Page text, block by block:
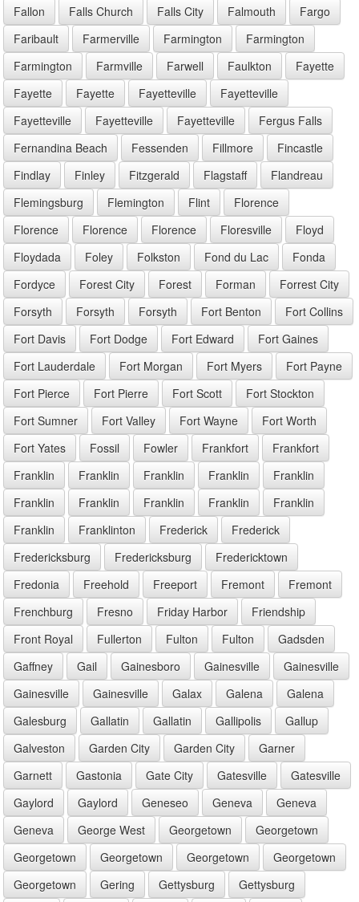
Fallon Falls Church Falls City Falmouth
Fargo
Faribault
Farmerville Farmington
Farmington
Farmington
Farmville Farwell Faulkton
Fayette
Fayette
Fayette Fayetteville
Fayetteville
Fayetteville
Fayetteville Fayetteville
Fergus Falls
Fernandina Beach
Fessenden Fillmore
Fincastle
Findlay
Finley Fitzgerald Flagstaff
Flandreau
Flemingsburg
Flemington Flint
Florence
Florence
Florence Florence Floresville
Floyd
Floydada
Foley Folkston Fond du Lac
Fonda
Fordyce
Forest City Forest Forman
Forrest City
Forsyth
Forsyth Forsyth Fort Benton
Fort Collins
Fort Davis
Fort Dodge Fort Edward
Fort Gaines
Fort Lauderdale
Fort Morgan Fort Myers
Fort Payne
Fort Pierce
Fort Pierre Fort Scott
Fort Stockton
Fort Sumner
Fort Valley Fort Wayne
Fort Worth
Fort Yates
Fossil Fowler Frankfort
Frankfort
Franklin
Franklin Franklin Franklin
Franklin
Franklin
Franklin Franklin Franklin
Franklin
Franklin
Franklinton Frederick
Frederick
Fredericksburg
Fredericksburg
Fredericktown
Fredonia
Freehold Freeport Fremont
Fremont
Frenchburg
Fresno Friday Harbor
Friendship
Front Royal
Fullerton Fulton Fulton
Gadsden
Gaffney
Gail Gainesboro Gainesville
Gainesville
Gainesville
Gainesville Galax Galena
Galena
Galesburg
Gallatin Gallatin Gallipolis
Gallup
Galveston
Garden City Garden City
Garner
Garnett
Gastonia Gate City Gatesville
Gatesville
Gaylord
Gaylord Geneseo Geneva
Geneva
Geneva
George West Georgetown
Georgetown
Georgetown
Georgetown Georgetown
Georgetown
Georgetown
Gering Gettysburg
Gettysburg